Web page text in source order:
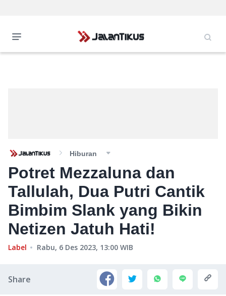
Hiburan
Potret Mezzaluna dan
Tallulah, Dua Putri Cantik
Bimbim Slank yang Bikin
Netizen Jatuh Hati!
Label Rabu, 6 Des 2023, 13:00 WIB
Share